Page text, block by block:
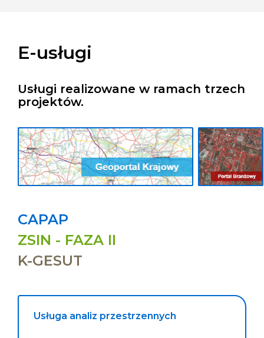
E-usługi
Usługi realizowane w ramach trzech
projektów.
CAPAP
ZSIN - FAZA II
K-GESUT
Usługa analiz przestrzennych